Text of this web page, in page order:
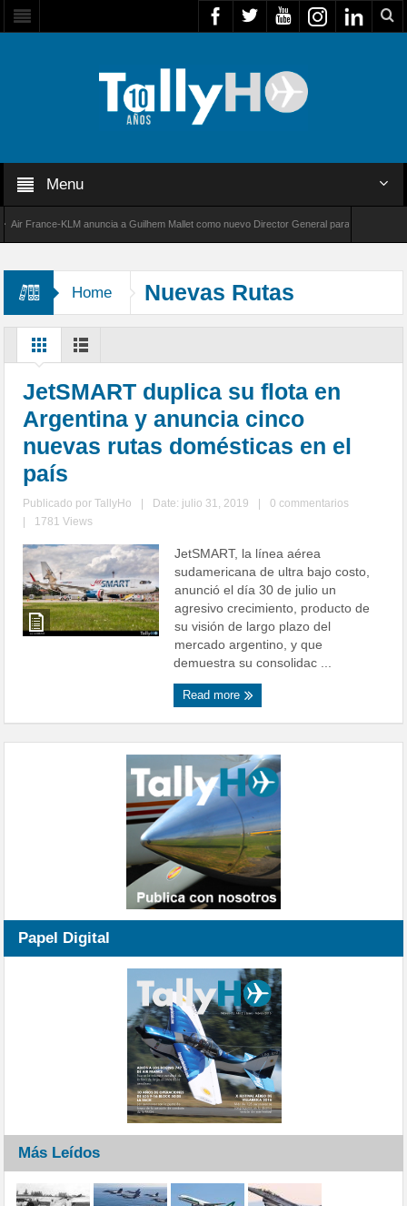
Menu
France-KLM anuncia a Guilhem Mallet como nuevo Director General para América Latina
Home
Nuevas Rutas
Argentina
JetSMART duplica su flota en
Argentina y anuncia cinco
nuevas rutas domésticas en el
país
Publicado porTallyHo Date: julio 31, 2019
0 commentarios
1781 Views
JetSMART, la línea aérea
sudamericana de ultra bajo costo,
anunció el día 30 de julio un
agresivo crecimiento, producto de
su visión de largo plazo del
mercado argentino, y que
demuestra su consolidac ...
Read more
Papel Digital
Más Leídos